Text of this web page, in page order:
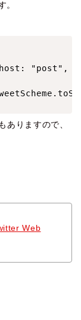
。
"post",
ありますので、
Web